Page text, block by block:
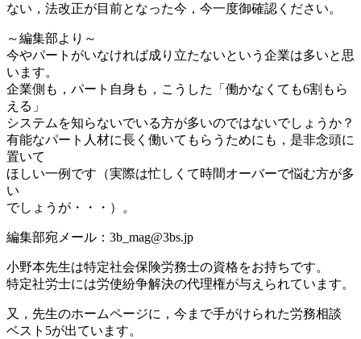
ない，法改正が目前となった今，今一度御確認ください。
～編集部より～
今やパートがいなければ成り立たないという企業は多いと思
います。
企業側も，パート自身も，こうした「働かなくても6割もら
える」
システムを知らないでいる方が多いのではないでしょうか？
有能なパート人材に長く働いてもらうためにも，是非念頭に
置いて
ほしい一例です（実際は忙しくて時間オーバーで悩む方が多
い
でしょうが・・・）。
編集部宛メール：3b_mag@3bs.jp
小野本先生は特定社会保険労務士の資格をお持ちです。
特定社労士には労使紛争解決の代理権が与えられています。
又，先生のホームページに，今まで手がけられた労務相談
ベスト5が出ています。